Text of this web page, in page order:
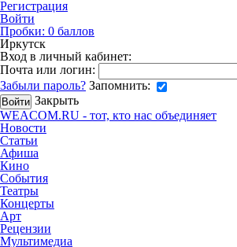
Регистрация
Войти
Пробки: 0 баллов
Иркутск
Вход в личный кабинет:
Почта или логин:
Забыли пароль? Запомнить:
Закрыть
WEACOM.RU - тот, кто нас объединяет
Новости
Статьи
Афиша
Кино
События
Театры
Концерты
Арт
Рецензии
Мультимедиа